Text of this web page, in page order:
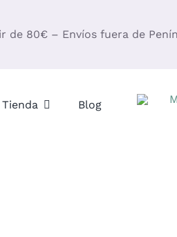
de 80€ – Envíos fuera de
Tienda Blog